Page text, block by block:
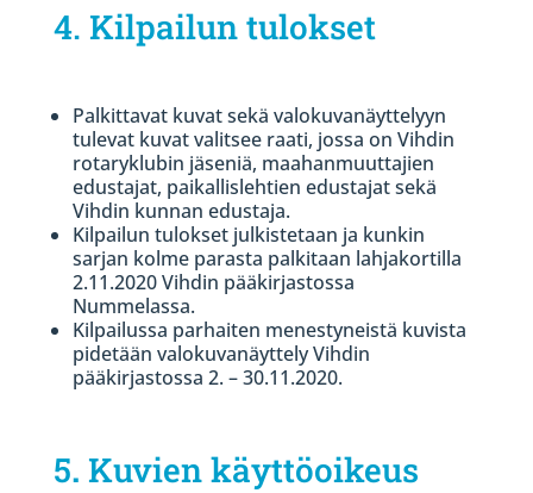
4. Kilpailun tulokset
Palkittavat kuvat sekä valokuvanäyttelyyn
tulevat kuvat valitsee raati, jossa on Vihdin
rotaryklubin jäseniä, maahanmuuttajien
edustajat, paikallislehtien edustajat sekä
Vihdin kunnan edustaja.
Kilpailun tulokset julkistetaan ja kunkin
sarjan kolme parasta palkitaan lahjakortilla
2.11.2020 Vihdin pääkirjastossa
Nummelassa.
Kilpailussa parhaiten menestyneistä kuvista
pidetään valokuvanäyttely Vihdin
pääkirjastossa 2. – 30.11.2020.
5. Kuvien käyttöoikeus